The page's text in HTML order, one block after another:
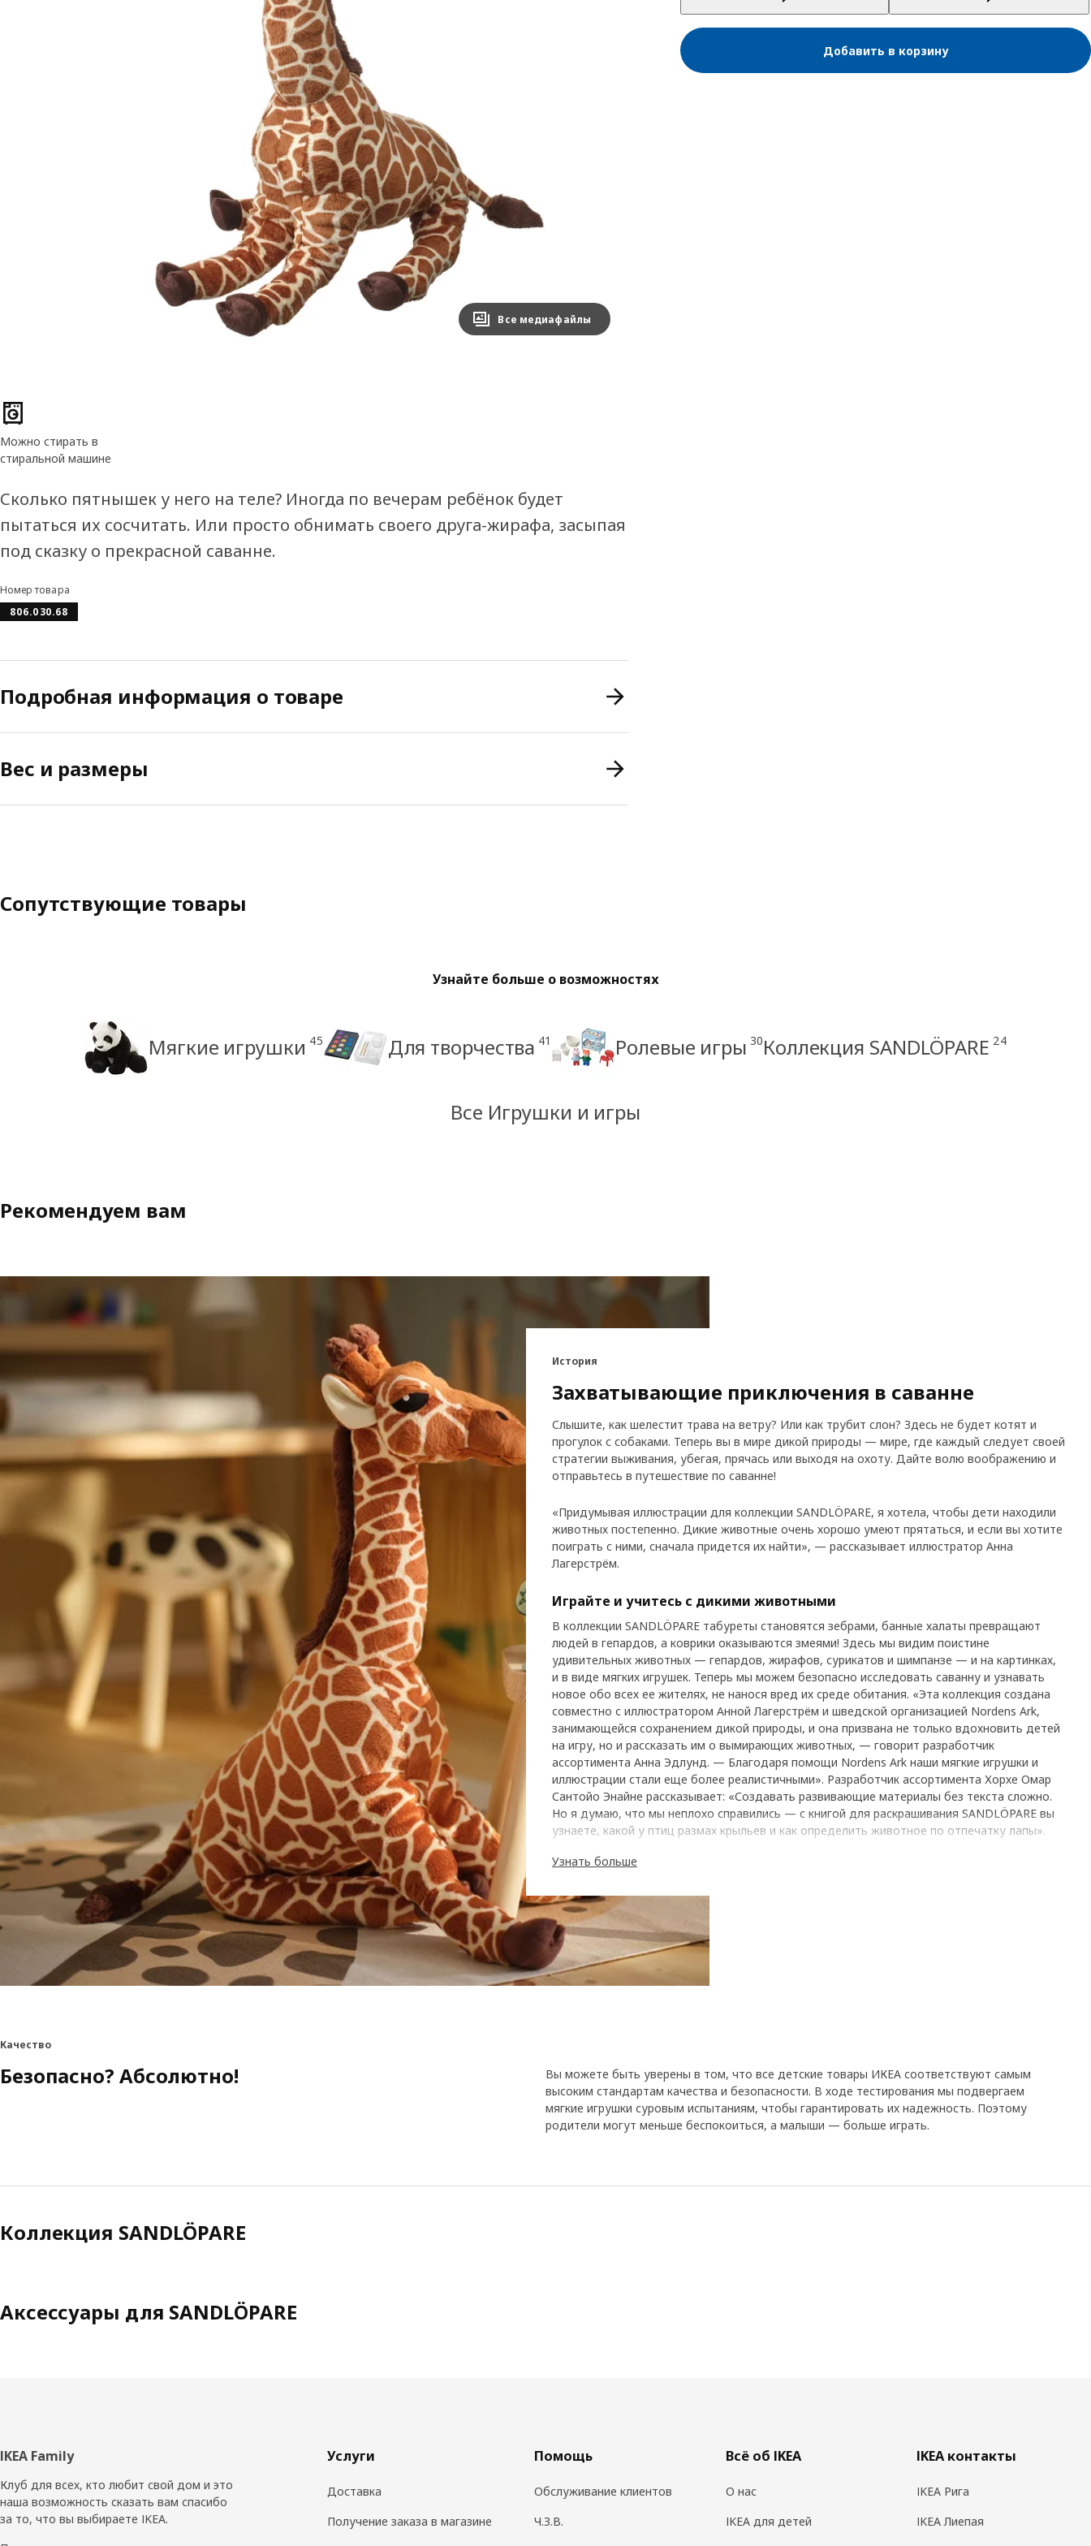
Все медиафайлы
Добавить в корзину
Характеристики товара
Можно стирать в
стиральной машине
Сколько пятнышек у него на теле? Иногда по вечерам ребёнок будет
пытаться их сосчитать. Или просто обнимать своего друга-жирафа, засыпая
под сказку о прекрасной саванне.
Номер товара
806.030.68
Подробная информация о товаре
Вес и размеры
Сопутствующие товары
Узнайте больше о возможностях
Мягкие игрушки 45 Для творчества 41 Ролевые игры 30Коллекция SANDLÖPARE 24
Все Игрушки и игры
Рекомендуем вам
История
Захватывающие приключения в саванне
Слышите, как шелестит трава на ветру? Или как трубит слон? Здесь не будет котят и
прогулок с собаками. Теперь вы в мире дикой природы — мире, где каждый следует своей
стратегии выживания, убегая, прячась или выходя на охоту. Дайте волю воображению и
отправьтесь в путешествие по саванне!
«Придумывая иллюстрации для коллекции SANDLÖPARE, я хотела, чтобы дети находили
животных постепенно. Дикие животные очень хорошо умеют прятаться, и если вы хотите
поиграть с ними, сначала придется их найти», — рассказывает иллюстратор Анна
Лагерстрём.
Играйте и учитесь с дикими животными
В коллекции SANDLÖPARE табуреты становятся зебрами, банные халаты превращают
людей в гепардов, а коврики оказываются змеями! Здесь мы видим поистине
удивительных животных — гепардов, жирафов, сурикатов и шимпанзе — и на картинках,
и в виде мягких игрушек. Теперь мы можем безопасно исследовать саванну и узнавать
новое обо всех ее жителях, не нанося вред их среде обитания. «Эта коллекция создана
совместно с иллюстратором Анной Лагерстрём и шведской организацией Nordens Ark,
занимающейся сохранением дикой природы, и она призвана не только вдохновить детей
на игру, но и рассказать им о вымирающих животных, — говорит разработчик
ассортимента Анна Эдлунд. — Благодаря помощи Nordens Ark наши мягкие игрушки и
иллюстрации стали еще более реалистичными». Разработчик ассортимента Хорхе Омар
Сантойо Энайне рассказывает: «Создавать развивающие материалы без текста сложно.
Но я думаю, что мы неплохо справились — с книгой для раскрашивания SANDLÖPARE вы
узнаете, какой у птиц размах крыльев и как определить животное по отпечатку лапы».
Смотрите, как комната оживает
Чтобы устроить саванну дома, много не нужно. Поменяйте постельное белье, наденьте
чехол на табурет или приклейте декоративные наклейки на стены и стойки кровати, и вот
детская превратилась в настоящее царство животных!
Узнать больше
Качество
Безопасно? Абсолютно!
Вы можете быть уверены в том, что все детские товары ИКЕА соответствуют самым
высоким стандартам качества и безопасности. В ходе тестирования мы подвергаем
мягкие игрушки суровым испытаниям, чтобы гарантировать их надежность. Поэтому
родители могут меньше беспокоиться, а малыши — больше играть.
Коллекция SANDLÖPARE
Аксессуары для SANDLÖPARE
Нижний
колонтитул
IKEA Family
Клуб для всех, кто любит свой дом и это
наша возможность сказать вам спасибо
за то, что вы выбираете IKEA.
Услуги
Доставка
Получение заказа в магазине
Помощь
Обслуживание клиентов
Ч.З.В.
Всё об IKEA
О нас
IKEA для детей
IKEA контакты
IKEA Рига
IKEA Лиепая